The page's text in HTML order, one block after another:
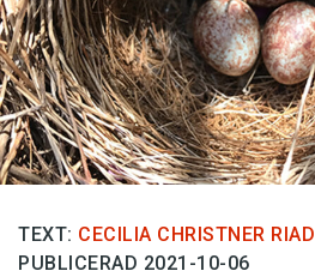
Bokrecensioner
Kviss
Podden
Anmäl till språkpolisen
Annonsera
TEXT: CECILIA CHRISTNER RIAD
PUBLICERAD 2021-10-06